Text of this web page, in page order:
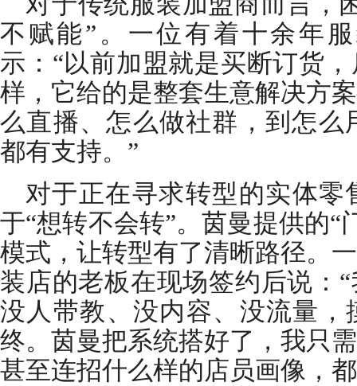
不赋能”。一位有着十余年
示：“以前加盟就是买断订货
样，它给的是整套生意解决方
么直播、怎么做社群，到怎
都有支持。”
对于正在寻求转型的实体零
于“想转不会转”。茵曼提供的“
模式，让转型有了清晰路径。
装店的老板在现场签约后说：
没人带教、没内容、没流量
终。茵曼把系统搭好了，我只
甚至连招什么样的店员画像，